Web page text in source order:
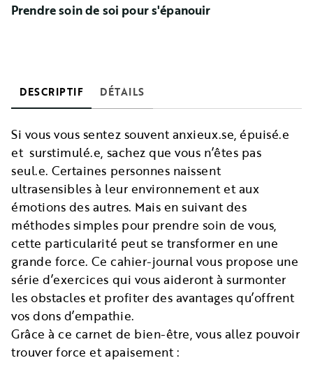
Prendre soin de soi pour s'épanouir
DESCRIPTIF DÉTAILS
Si vous vous sentez souvent anxieux.se, épuisé.e
et surstimulé.e, sachez que vous n’êtes pas
seul.e. Certaines personnes naissent
ultrasensibles à leur environnement et aux
émotions des autres. Mais en suivant des
méthodes simples pour prendre soin de vous,
cette particularité peut se transformer en une
grande force. Ce cahier-journal vous propose une
série d’exercices qui vous aideront à surmonter
les obstacles et profiter des avantages qu’offrent
vos dons d’empathie.
Grâce à ce carnet de bien-être, vous allez pouvoir
trouver force et apaisement :